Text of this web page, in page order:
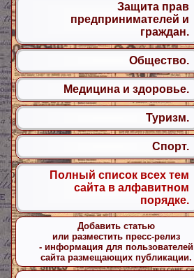
Защита прав
предпринимателей и
граждан.
Общество.
Медицина и здоровье.
Туризм.
Спорт.
Полный список всех тем
сайта в алфавитном
порядке.
Добавить статью
или разместить пресс-релиз
- информация для пользователей
сайта размещающих публикации.